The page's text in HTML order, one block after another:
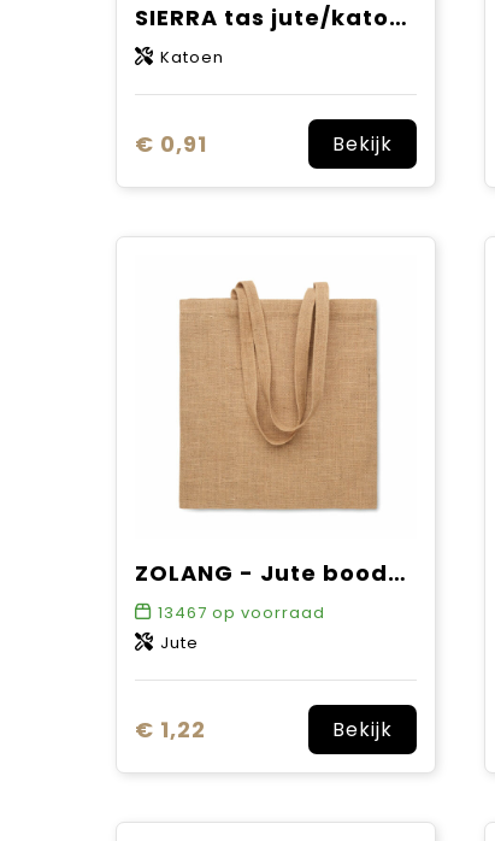
SIERRA tas jute/katoen
Katoen
€ 0,91 Bekijk
ZOLANG - Jute boodschappentas
13467 op voorraad
Jute
€ 1,22 Bekijk